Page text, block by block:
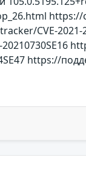
https://
CVE-
https://